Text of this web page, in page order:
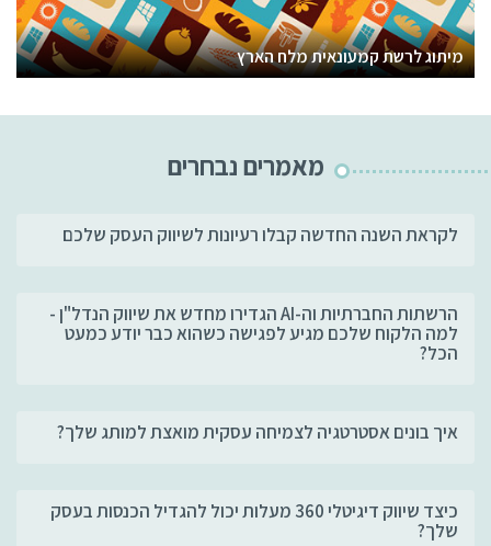
מיתוג לרשת קמעונאית מלח הארץ
מאמרים נבחרים
לקראת השנה החדשה קבלו רעיונות לשיווק העסק שלכם
הרשתות החברתיות וה-AI הגדירו מחדש את שיווק הנדל"ן -
למה הלקוח שלכם מגיע לפגישה כשהוא כבר יודע כמעט
הכל?
איך בונים אסטרטגיה לצמיחה עסקית מואצת למותג שלך?
כיצד שיווק דיגיטלי 360 מעלות יכול להגדיל הכנסות בעסק
שלך?